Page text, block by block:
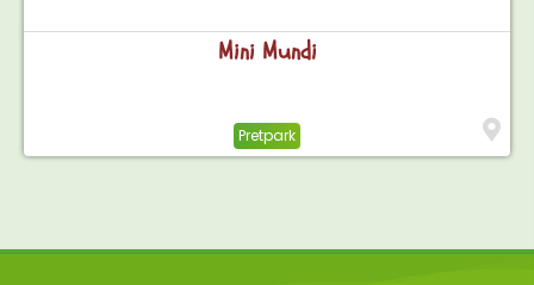
Mini Mundi
Pretpark